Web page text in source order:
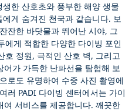
생한 산호초와 풍부한 해양 생물
게 숨겨진 천국과 같습니다. 보
잔한 바닷물과 뛰어난 시야, 그
에게 적합한 다양한 다이빙 포인
호 정원, 극적인 산호 벽, 그리고
가 가득한 난파선을 탐험해 보
로도 유명하여 수중 사진 촬영에
러 PADI 다이빙 센터에서는 가이
서비스를 제공합니다. 깨끗한